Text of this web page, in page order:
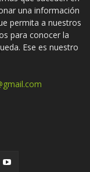
una información
permita a nuestros
para conocer la
Ese es nuestro